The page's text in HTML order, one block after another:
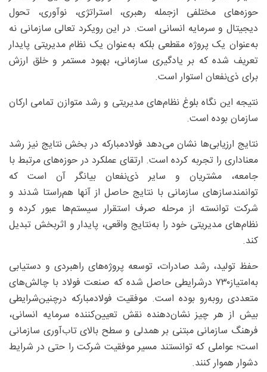
حوزه‌های مختلفی ازجمله رهبری، استراتژی، نوآوری، تحول
دیجیتال و سرمایه انسانی است. در این رویکرد تعالی سازمانی نه
به‌عنوان یک پروژه مقطعی بلکه به‌عنوان یک نظام مدیریتی پایدار
تعریف شده که بر یادگیری سازمانی، بهبود مستمر و خلق ارزش
برای ذی‌نفعان استوار است.
نتیجه این نگاه بلوغ نظام‌های مدیریتی و رشد متوازن تمامی ارکان
سازمان بوده است.
نتایج ارزیابی‌ها نشان می‌دهد فولادمبارکه در بخش نتایج نیز رشد
معناداری را تجربه کرده است. ارتقای عملکرد در حوزه‌های مرتبط با
جامعه، مشتریان و سایر ذی‌نفعان بیانگر آن است که
توانمندسازهای سازمانی با نتایج حاصل از آنها هم‌راستا شدند و
شرکت توانسته از مرحله صرف استقرار سیستم‌ها عبور کرده و
نظام‌های مدیریتی خود را به‌نتایج واقعی، پایدار و اثربخش تبدیل
کند.
حفظ تولید، رشد صادرات، توسعه پروژه‌های راهبردی و دستیابی
به‌امتیاز۷۳۰ درشرایطی حاصل شده که صنعت فولاد با چالش‌های
متعددی روبه‌رو بوده است. موفقیت فولادمبارکه درچنین‌شرایطی
بیش از هر چیز نشان‌دهنده نقش تعیین‌کننده سرمایه انسانی،
فرهنگ سازمانی مبتنی بر همدلی و سطح بالای تاب‌آوری سازمانی
است؛ عواملی که توانستند مسیر موفقیت شرکت را حتی در شرایط
دشوار هموار کنند.